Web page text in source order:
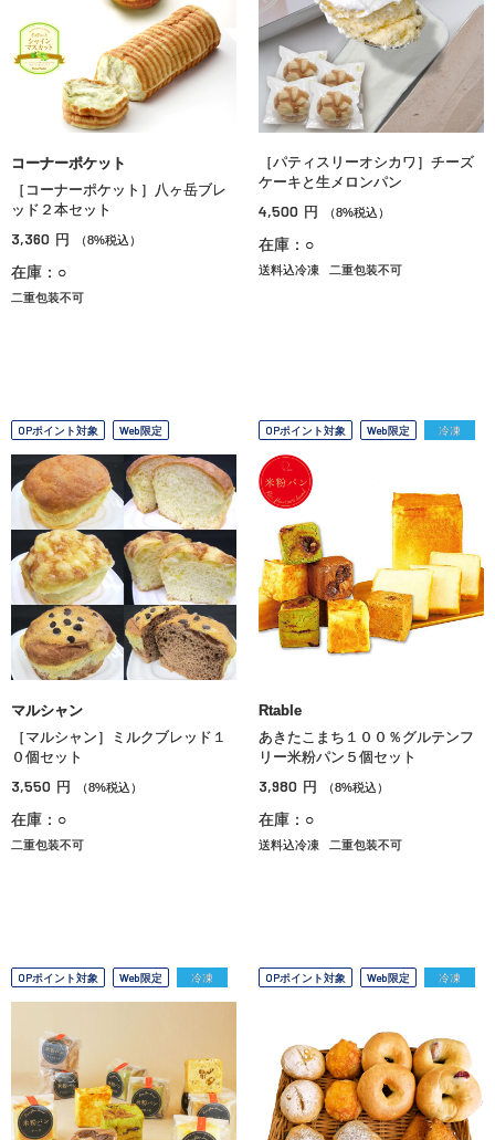
コーナーポケット
［コーナーポケット］八ヶ岳ブレ
ッド２本セット
3,360 円 （8%税込）
在庫：○
二重包装不可
［パティスリーオシカワ］チーズ
ケーキと生メロンパン
4,500 円 （8%税込）
在庫：○
送料込冷凍 二重包装不可
OPポイント対象 Web限定
マルシャン
［マルシャン］ミルクブレッド１
０個セット
3,550 円 （8%税込）
在庫：○
二重包装不可
OPポイント対象 Web限定 冷凍
Rtable
あきたこまち１００％グルテンフ
リー米粉パン５個セット
3,980 円 （8%税込）
在庫：○
送料込冷凍 二重包装不可
OPポイント対象 Web限定 冷凍 OPポイント対象 Web限定 冷凍